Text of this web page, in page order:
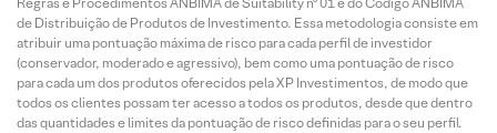
de Distribuição de Produtos de Investimento. Essa metodologia consiste em
atribuir uma pontuação máxima de risco para cada perfil de investidor
(conservador, moderado e agressivo), bem como uma pontuação de risco
para cada um dos produtos oferecidos pela XP Investimentos, de modo que
todos os clientes possam ter acesso a todos os produtos, desde que dentro
das quantidades e limites da pontuação de risco definidas para o seu perfil.